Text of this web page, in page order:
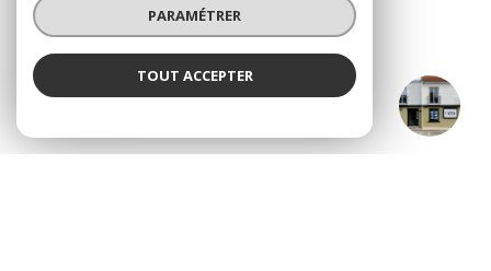
CO IMMOBILIER Legé & Le Bignon
ADHÉRENTS
PARAMÉTRER
TOUT ACCEPTER